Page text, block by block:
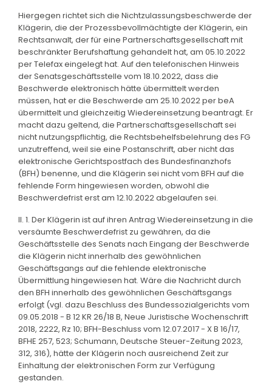
Hiergegen richtet sich die Nichtzulassungsbeschwerde der
Klägerin, die der Prozessbevollmächtigte der Klägerin, ein
Rechtsanwalt, der für eine Partnerschaftsgesellschaft mit
beschränkter Berufshaftung gehandelt hat, am 05.10.2022
per Telefax eingelegt hat. Auf den telefonischen Hinweis
der Senatsgeschäftsstelle vom 18.10.2022, dass die
Beschwerde elektronisch hätte übermittelt werden
müssen, hat er die Beschwerde am 25.10.2022 per beA
übermittelt und gleichzeitig Wiedereinsetzung beantragt. Er
macht dazu geltend, die Partnerschaftsgesellschaft sei
nicht nutzungspflichtig, die Rechtsbehelfsbelehrung des FG
unzutreffend, weil sie eine Postanschrift, aber nicht das
elektronische Gerichtspostfach des Bundesfinanzhofs
(BFH) benenne, und die Klägerin sei nicht vom BFH auf die
fehlende Form hingewiesen worden, obwohl die
Beschwerdefrist erst am 12.10.2022 abgelaufen sei.
II. 1. Der Klägerin ist auf ihren Antrag Wiedereinsetzung in die
versäumte Beschwerdefrist zu gewähren, da die
Geschäftsstelle des Senats nach Eingang der Beschwerde
die Klägerin nicht innerhalb des gewöhnlichen
Geschäftsgangs auf die fehlende elektronische
Übermittlung hingewiesen hat. Wäre die Nachricht durch
den BFH innerhalb des gewöhnlichen Geschäftsgangs
erfolgt (vgl. dazu Beschluss des Bundessozialgerichts vom
09.05.2018 - B 12 KR 26/18 B, Neue Juristische Wochenschrift
2018, 2222, Rz 10; BFH-Beschluss vom 12.07.2017 - X B 16/17,
BFHE 257, 523; Schumann, Deutsche Steuer-Zeitung 2023,
312, 316), hätte der Klägerin noch ausreichend Zeit zur
Einhaltung der elektronischen Form zur Verfügung
gestanden.